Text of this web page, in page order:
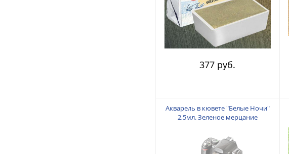
377 руб.
Акварель в кювете "Белые Ночи"
2,5мл. Зеленое мерцание